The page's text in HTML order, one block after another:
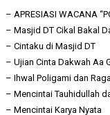
– APRESIASI WACANA
– Masjid DT Cikal Bakal
– Cintaku di Masjid DT
– Ujian Cinta Dakwah Aa
– Ihwal Poligami dan
– Mencintai Tauhidullah
– Mencintai Karya Nyata